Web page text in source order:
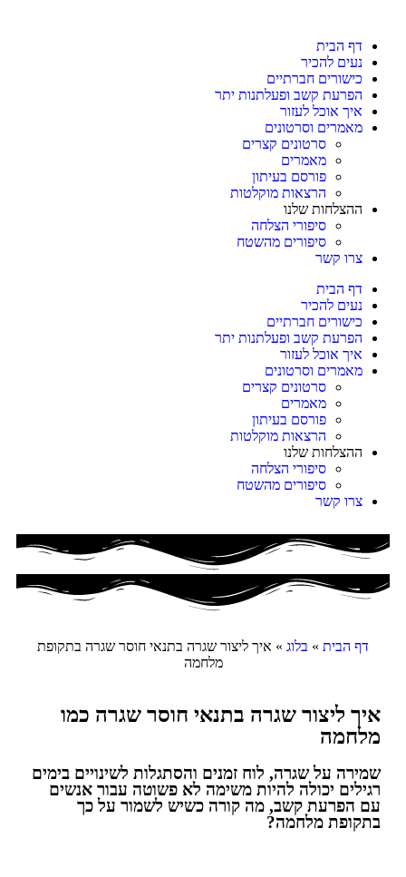
דף הבית
נעים להכיר
כישורים חברתיים
הפרעת קשב ופעלתנות יתר
איך אוכל לעזור
מאמרים וסרטונים
סרטונים קצרים
מאמרים
פורסם בעיתון
הרצאות מוקלטות
ההצלחות שלנו
סיפורי הצלחה
סיפורים מהשטח
צרו קשר
דף הבית
נעים להכיר
כישורים חברתיים
הפרעת קשב ופעלתנות יתר
איך אוכל לעזור
מאמרים וסרטונים
סרטונים קצרים
מאמרים
פורסם בעיתון
הרצאות מוקלטות
ההצלחות שלנו
סיפורי הצלחה
סיפורים מהשטח
צרו קשר
דף הבית » בלוג » איך ליצור שגרה בתנאי חוסר שגרה בתקופת
מלחמה
איך ליצור שגרה בתנאי חוסר שגרה כמו
מלחמה
שמירה על שגרה, לוח זמנים והסתגלות לשינויים בימים
רגילים יכולה להיות משימה לא פשוטה עבור אנשים
עם הפרעת קשב, מה קורה כשיש לשמור על כך
בתקופת מלחמה?